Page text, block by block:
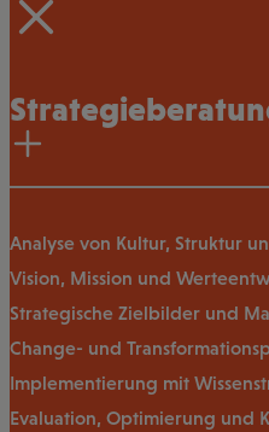
Analyse von Kultur, Struktur
Vision, Mission und
Strategische Zielbilder und
Change- und
Implementierung mit
Evaluation, Optimierung und